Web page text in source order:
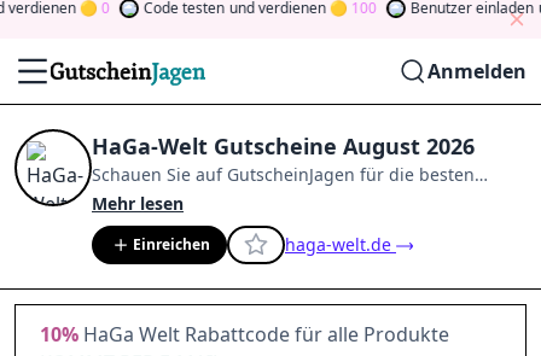
0 Code testen und verdienen 100 Benutzer einladen
Anmelden
HaGa-Welt Gutscheine August 2026
Schauen Sie auf GutscheinJagen für die besten
HaGa-Welt-Angebote im
Mitglied der Community
indem Sie durch Abstimmen, Testen, Teilen und
mehr beitragen.
Drehen Sie den Glücksklee
gewinnen Sie Geld
Mehr lesen
Einreichen haga-welt.de
10% HaGa Welt Rabattcode für alle Produkte